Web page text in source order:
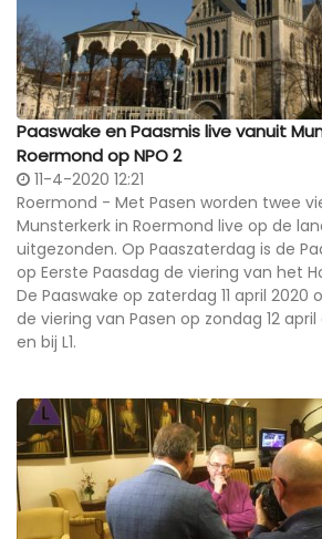
Paaswake en Paasmis live vanuit
Roermond op NPO 2
11-4-2020 12:21
Roermond - Met Pasen worden twee
Munsterkerk in Roermond live op de
uitgezonden. Op Paaszaterdag is de
op Eerste Paasdag de viering van het
De Paaswake op zaterdag 11 april 2020
de viering van Pasen op zondag 12 april
en bij L1.